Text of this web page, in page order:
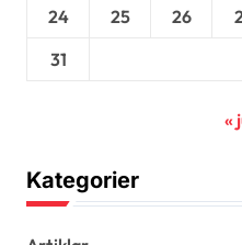
24
25 26
31
«
Kategorier